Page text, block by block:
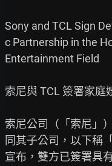
Sony and TCL Sign
c Partnership in the
Entertainment Field
索尼與 TCL 簽署家庭
索尼公司（「索尼」
同其子公司，以下稱
宣布，雙方已簽署具